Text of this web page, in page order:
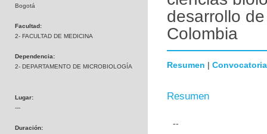
Bogotá
Facultad:
2- FACULTAD DE MEDICINA
Dependencia:
2- DEPARTAMENTO DE MICROBIOLOGÍA
Lugar:
---
Duración:
desarrollo
Colombia
Resumen | Convocatoria
Resumen
--